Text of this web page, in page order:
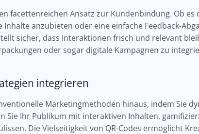
facettenreichen Ansatz zur Kundenbindung. Ob
anzubieten oder eine einfache Feedback-
sicher, dass Interaktionen frisch und relevant
oder sogar digitale Kampagnen zu
integrieren
Marketingmethoden hinaus, indem Sie
Sie Ihr Publikum mit interaktiven Inhalten,
Die Vielseitigkeit von QR-Codes ermöglicht